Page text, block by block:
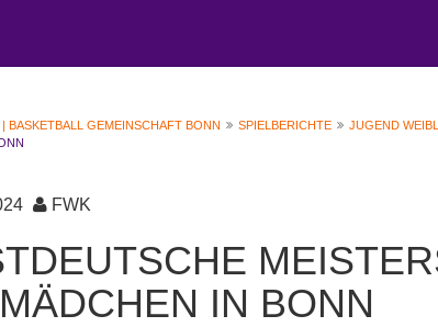
BASKETBALL GEMEINSCHAFT BONN SPIELBERICHTE JUGEND
FWK
IN BONN